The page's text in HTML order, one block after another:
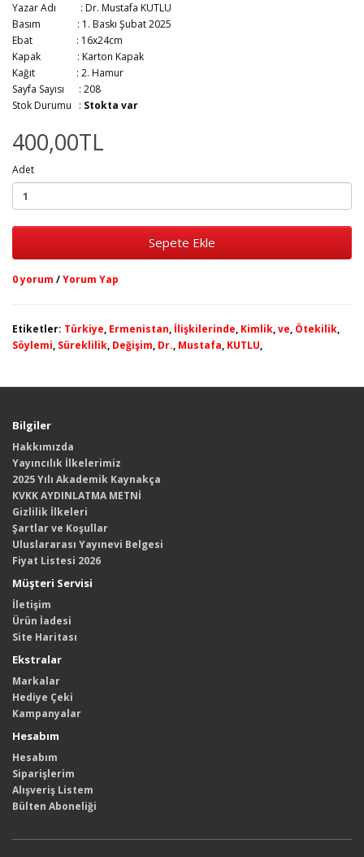
Yazar Adı : Dr. Mustafa KUTLU
Basım : 1. Baskı Şubat 2025
Ebat : 16x24cm
Kapak : Karton Kapak
Kağıt : 2. Hamur
Sayfa Sayısı : 208
Stok Durumu : Stokta var
400,00TL
Adet
Sepete Ekle
0 yorum /Yorum Yap
Etiketler: Türkiye, Ermenistan, İlişkilerinde, Kimlik,ve, Ötekilik,
Söylemi, Süreklilik, Değişim, Dr., Mustafa, KUTLU,
Bilgiler
Hakkımızda
Yayıncılık İlkelerimiz
2025 Yılı Akademik Kaynakça
KVKK AYDINLATMA METNİ
Gizlilik İlkeleri
Şartlar ve Koşullar
Uluslararası Yayınevi Belgesi
Fiyat Listesi 2026
Müşteri Servisi
İletişim
Ürün İadesi
Site Haritası
Ekstralar
Markalar
Hediye Çeki
Kampanyalar
Hesabım
Hesabım
Siparişlerim
Alışveriş Listem
Bülten Aboneliği